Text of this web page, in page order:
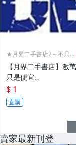
★月界二手書店2～不只是
【月界二手書店】數
只是便宜…
$ 1
直購
賣家最新刊登